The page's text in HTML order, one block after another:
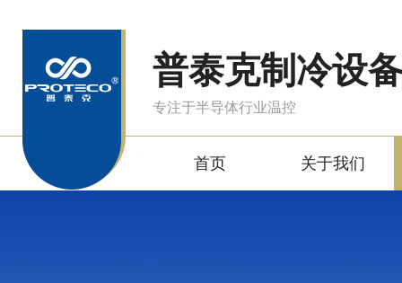
普泰克制冷设
专注于半导体行业温控
首页 关于我们